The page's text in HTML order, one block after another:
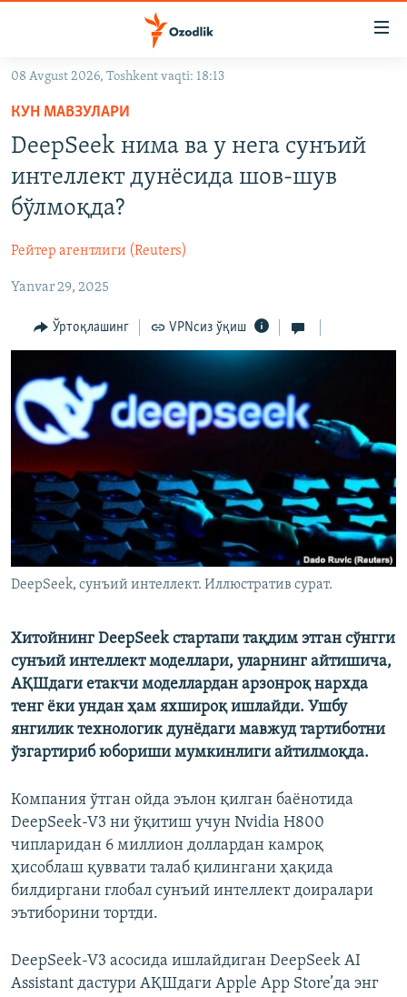
Асосий
навигацияга
ўтинг
Қидиришга
ўтинг
OZODARXIV
На русском
ИЖТИМОИЙ ТАРМОҚЛАР
Озодлик бошқа тилларда
08 Avgust 2026, Toshkent vaqti: 18:13
КУН МАВЗУЛАРИ
DeepSeek нима ва у нега сунъий
интеллект дунёсида шов-шув
бўлмоқда?
Рейтер агентлиги (Reuters)
Yanvar 29, 2025
Ўртоқлашинг VPNсиз ўқиш
DeepSeek, сунъий интеллект. Иллюстратив сурат.
Хитойнинг DeepSeek стартапи тақдим этган сўнгги
сунъий интеллект моделлари, уларнинг айтишича,
АҚШдаги етакчи моделлардан арзонроқ нархда
тенг ёки ундан ҳам яхшироқ ишлайди. Ушбу
янгилик технологик дунёдаги мавжуд тартиботни
ўзгартириб юбориши мумкинлиги айтилмоқда.
Компания ўтган ойда эълон қилган баёнотида
DeepSeek-V3 ни ўқитиш учун Nvidia H800
чипларидан 6 миллион доллардан камроқ
ҳисоблаш қуввати талаб қилингани ҳақида
билдиргани глобал сунъий интеллект доиралари
эътиборини тортди.
DeepSeek-V3 асосида ишлайдиган DeepSeek AI
Assistant дастури АҚШдаги Apple App Store’да энг